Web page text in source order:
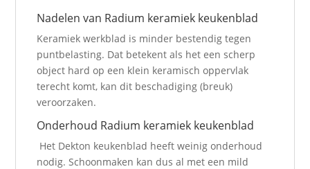
Nadelen van Radium keramiek keukenblad
Keramiek werkblad is minder bestendig tegen
puntbelasting. Dat betekent als het een scherp
object hard op een klein keramisch oppervlak
terecht komt, kan dit beschadiging (breuk)
veroorzaken.
Onderhoud Radium keramiek keukenblad
Het Dekton keukenblad heeft weinig onderhoud
nodig. Schoonmaken kan dus al met een mild